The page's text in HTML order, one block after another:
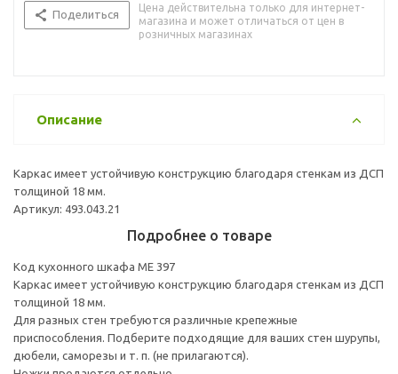
Поделиться
Цена действительна только для интернет-
магазина и может отличаться от цен в
розничных магазинах
Описание
Каркас имеет устойчивую конструкцию благодаря стенкам из ДСП
толщиной 18 мм.
Артикул: 493.043.21
Подробнее о товаре
Код кухонного шкафа ME 397
Каркас имеет устойчивую конструкцию благодаря стенкам из ДСП
толщиной 18 мм.
Для разных стен требуются различные крепежные
приспособления. Подберите подходящие для ваших стен шурупы,
дюбели, саморезы и т. п. (не прилагаются).